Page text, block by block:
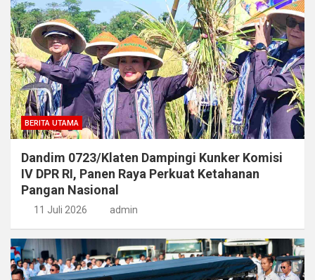
BERITA UTAMA
Dandim 0723/Klaten Dampingi Kunker Komisi
IV DPR RI, Panen Raya Perkuat Ketahanan
Pangan Nasional
11 Juli 2026 admin